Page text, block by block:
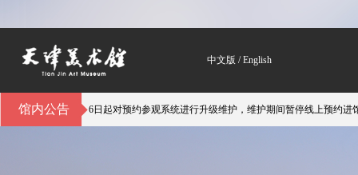
中文版 /English
馆内公告
津美术馆自3月6日起对预约参观系统进行升级维护，维护期间暂停线上预约进